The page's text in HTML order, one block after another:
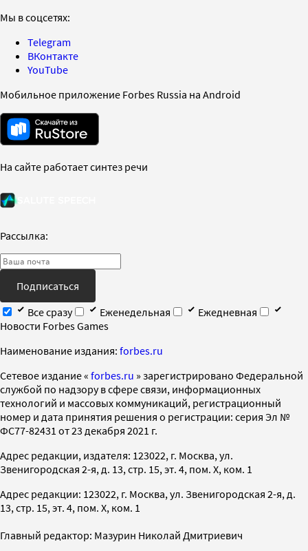
Мы в соцсетях:
Telegram
ВКонтакте
YouTube
Мобильное приложение Forbes Russia на Android
На сайте работает синтез речи
Рассылка:
Подписаться
Все сразу
Еженедельная
Ежедневная
Новости Forbes Games
Наименование издания: forbes.ru
Cетевое издание « forbes.ru » зарегистрировано Федеральной
службой по надзору в сфере связи, информационных
технологий и массовых коммуникаций, регистрационный
номер и дата принятия решения о регистрации: серия Эл №
ФС77-82431 от 23 декабря 2021 г.
Адрес редакции, издателя: 123022, г. Москва, ул.
Звенигородская 2-я, д. 13, стр. 15, эт. 4, пом. X, ком. 1
Адрес редакции: 123022, г. Москва, ул. Звенигородская 2-я, д.
13, стр. 15, эт. 4, пом. X, ком. 1
Главный редактор: Мазурин Николай Дмитриевич